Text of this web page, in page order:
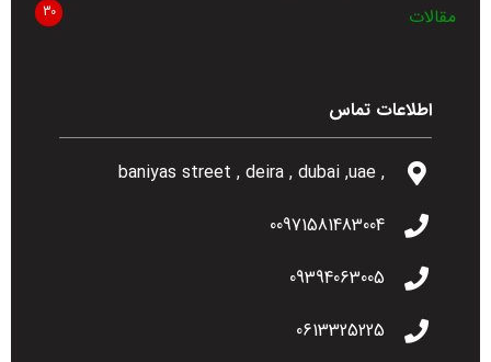
مقالات 30
اطلاعات تماس
, baniyas street , deira , dubai ,uae
00971581483004
09394063005
0613325225